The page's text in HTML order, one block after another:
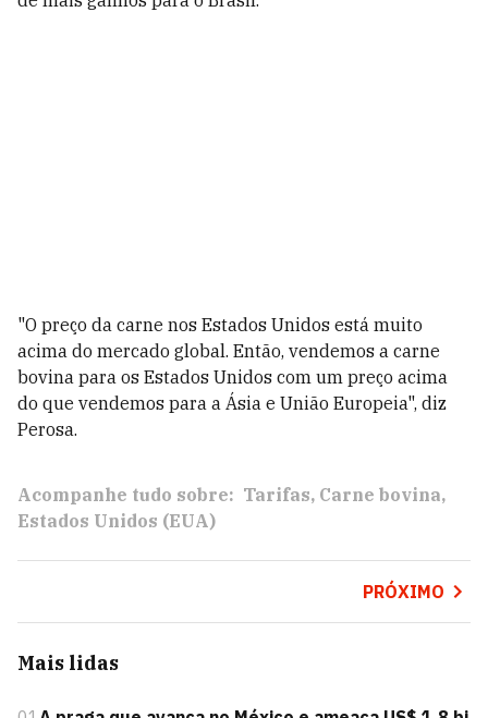
"O preço da carne nos Estados Unidos está muito
acima do mercado global. Então, vendemos a carne
bovina para os Estados Unidos com um preço acima
do que vendemos para a Ásia e União Europeia", diz
Perosa.
Acompanhe tudo sobre: Tarifas Carne bovina
Estados Unidos (EUA)
PRÓXIMO
Mais lidas